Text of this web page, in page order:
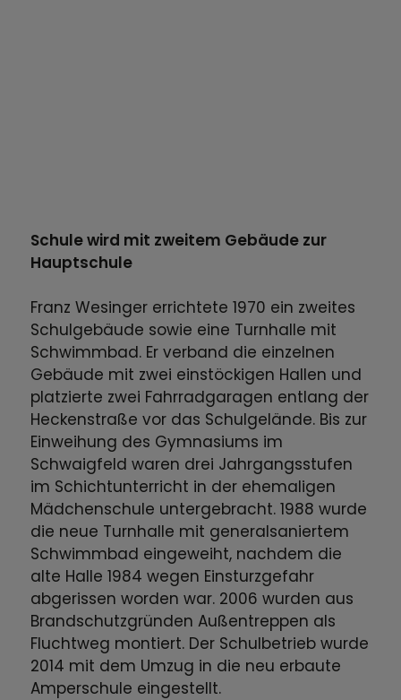
Schule wird mit zweitem Gebäude zur
Hauptschule
Franz Wesinger errichtete 1970 ein zweites
Schulgebäude sowie eine Turnhalle mit
Schwimmbad. Er verband die einzelnen
Gebäude mit zwei einstöckigen Hallen und
platzierte zwei Fahrradgaragen entlang der
Heckenstraße vor das Schulgelände. Bis zur
Einweihung des Gymnasiums im
Schwaigfeld waren drei Jahrgangsstufen
im Schichtunterricht in der ehemaligen
Mädchenschule untergebracht. 1988 wurde
die neue Turnhalle mit generalsaniertem
Schwimmbad eingeweiht, nachdem die
alte Halle 1984 wegen Einsturzgefahr
abgerissen worden war. 2006 wurden aus
Brandschutzgründen Außentreppen als
Fluchtweg montiert. Der Schulbetrieb wurde
2014 mit dem Umzug in die neu erbaute
Amperschule eingestellt.